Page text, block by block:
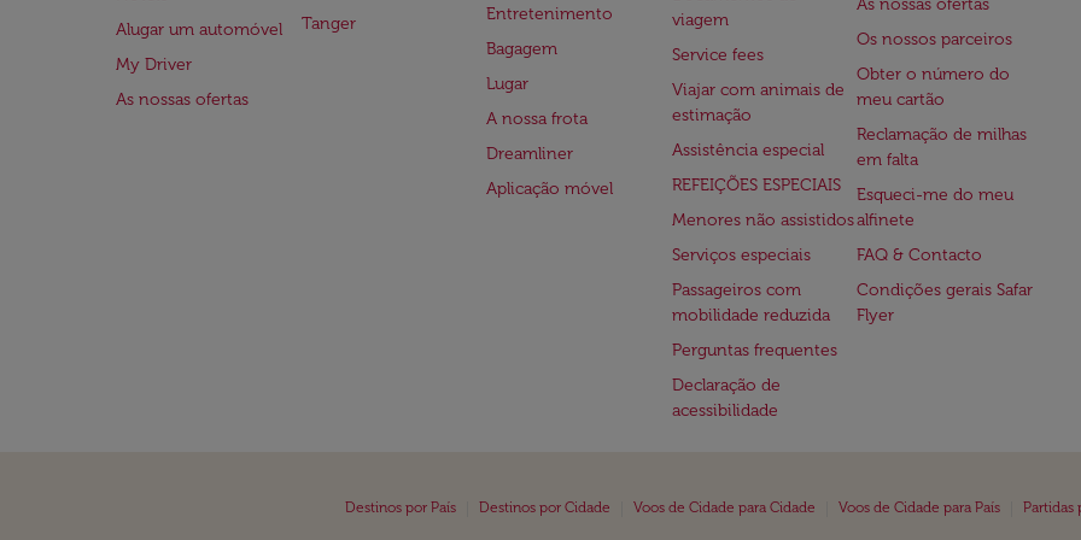
Alugar um automóvel
My Driver
As nossas ofertas
Tanger
Entretenimento
Bagagem
Lugar
A nossa frota
Dreamliner
Aplicação móvel
viagem
Service fees
Viajar com animais de
estimação
Assistência especial
REFEIÇÕES ESPECIAIS
Menores não assistidos
Serviços especiais
Passageiros com
mobilidade reduzida
Perguntas frequentes
Declaração de
acessibilidade
As nossas ofertas
Os nossos parceiros
Obter o número do
meu cartão
Reclamação de milhas
em falta
Esqueci-me do meu
alfinete
FAQ & Contacto
Condições gerais Safar
Flyer
Destinos por País Destinos por Cidade Voos de Cidade para Cidade Voos de Cidade para País Partidas